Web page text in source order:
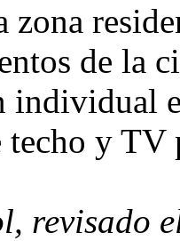
zona
de la
individual
techo y
revisado